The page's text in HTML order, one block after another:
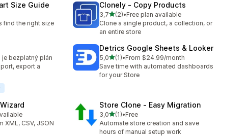
Size Guide
5
find the right size
Clonely ‑ Copy Products
3,7z 5 hvězd
(2)
Celkový počet recenzí: 2
•Free plan available
Clone a single product, a collection, or
an entire store
4
bezplatný plán
export a
Detrics Google Sheets & Looker
5,0z 5 hvězd
(1)
Celkový počet recenzí: 1
•From $24.99/month
Save time with automated dashboards
for your Store
8
CSV, JSON
Store Clone ‑ Easy Migration
3,0z 5 hvězd
(1)
Celkový počet recenzí: 1
•Free
Automate store creation and save
hours of manual setup work